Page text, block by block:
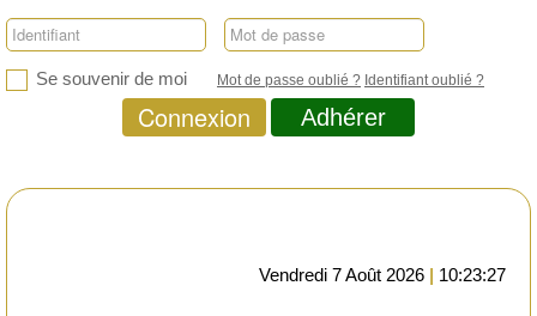
Se souvenir de moi Mot de passe oublié ? Identifiant oublié ?
Connexion Adhérer
Vendredi 7 Août 2026 | 10:23:27